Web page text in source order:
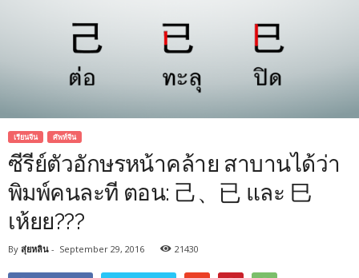
เรียนจีน ศัพท์จีน
ซีรีย์ตัวอักษรหน้าคล้าย สาบานได้ว่า
พิมพ์คนละที ตอน: 己、已 และ 巳
เห้ยย???
By สุ่ยหลิน - September 29, 2016 21430